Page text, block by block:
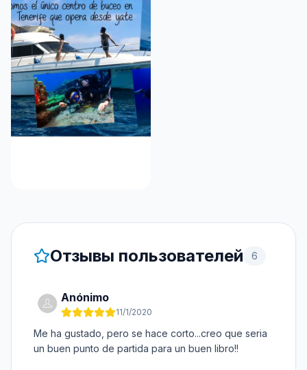
Отзывы пользователей 6
Anónimo
11/1/2020
Me ha gustado, pero se hace corto...creo que seria
un buen punto de partida para un buen libro!!